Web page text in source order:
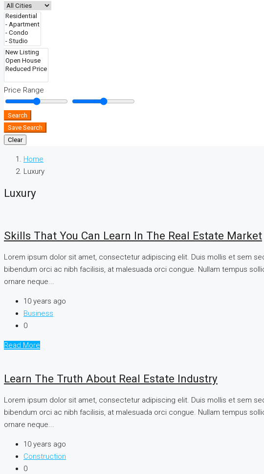
Price Range
Search
Save Search
Clear
Home
Luxury
Luxury
Skills That You Can Learn In The Real Estate Market
Lorem ipsum dolor sit amet, consectetur adipiscing elit. Duis mollis et sem
bibendum orci ac nibh facilisis, at malesuada orci congue. Nullam tempus
ornare neque...
10 years ago
Business
0
Read More
Learn The Truth About Real Estate Industry
Lorem ipsum dolor sit amet, consectetur adipiscing elit. Duis mollis et sem
bibendum orci ac nibh facilisis, at malesuada orci congue. Nullam tempus
ornare neque...
10 years ago
Construction
0